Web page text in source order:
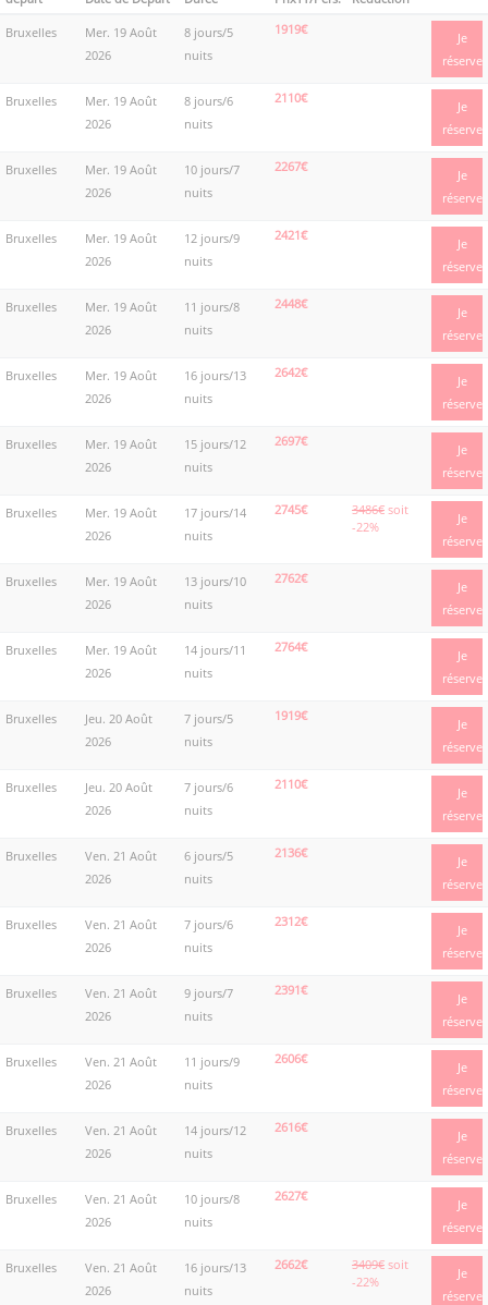
Bruxelles
Mer. 19 Août
2026
8 jours/5
nuits
1919€
Je
réserve
Bruxelles
Mer. 19 Août
2026
8 jours/6
nuits
2110€
Je
réserve
Bruxelles
Mer. 19 Août
2026
10 jours/7
nuits
2267€
Je
réserve
Bruxelles
Mer. 19 Août
2026
12 jours/9
nuits
2421€
Je
réserve
Bruxelles
Mer. 19 Août
2026
11 jours/8
nuits
2448€
Je
réserve
Bruxelles
Mer. 19 Août
2026
16 jours/13
nuits
2642€
Je
réserve
Bruxelles
Mer. 19 Août
2026
15 jours/12
nuits
2697€
Je
réserve
Bruxelles
Mer. 19 Août
2026
17 jours/14
nuits
2745€ 3486€ soit
-22%
Je
réserve
Bruxelles
Mer. 19 Août
2026
13 jours/10
nuits
2762€
Je
réserve
Bruxelles
Mer. 19 Août
2026
14 jours/11
nuits
2764€
Je
réserve
Bruxelles
Jeu. 20 Août
2026
7 jours/5
nuits
1919€
Je
réserve
Bruxelles
Jeu. 20 Août
2026
7 jours/6
nuits
2110€
Je
réserve
Bruxelles
Ven. 21 Août
2026
6 jours/5
nuits
2136€
Je
réserve
Bruxelles
Ven. 21 Août
2026
7 jours/6
nuits
2312€
Je
réserve
Bruxelles
Ven. 21 Août
2026
9 jours/7
nuits
2391€
Je
réserve
Bruxelles
Ven. 21 Août
2026
11 jours/9
nuits
2606€
Je
réserve
Bruxelles
Ven. 21 Août
2026
14 jours/12
nuits
2616€
Je
réserve
Bruxelles
Ven. 21 Août
2026
10 jours/8
nuits
2627€
Je
réserve
Bruxelles
Ven. 21 Août
2026
16 jours/13
nuits
2662€ 3409€ soit
-22%
Je
réserve